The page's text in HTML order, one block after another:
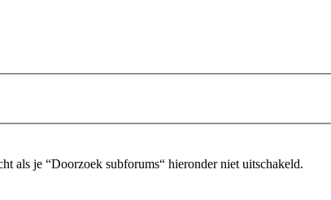
als je “Doorzoek subforums“ hieronder niet uitschakeld.